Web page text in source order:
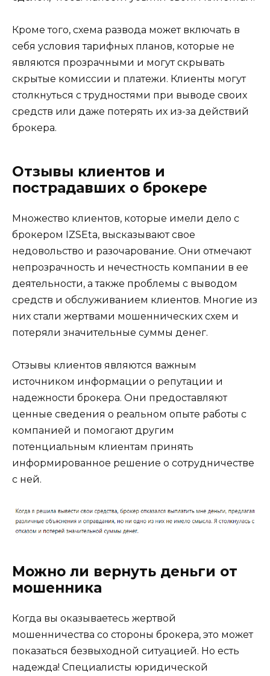
Кроме того, схема развода может включать в
себя условия тарифных планов, которые не
являются прозрачными и могут скрывать
скрытые комиссии и платежи. Клиенты могут
столкнуться с трудностями при выводе своих
средств или даже потерять их из-за действий
брокера.
Отзывы клиентов и
пострадавших о брокере
Множество клиентов, которые имели дело с
брокером IZSEta, высказывают свое
недовольство и разочарование. Они отмечают
непрозрачность и нечестность компании в ее
деятельности, а также проблемы с выводом
средств и обслуживанием клиентов. Многие из
них стали жертвами мошеннических схем и
потеряли значительные суммы денег.
Отзывы клиентов являются важным
источником информации о репутации и
надежности брокера. Они предоставляют
ценные сведения о реальном опыте работы с
компанией и помогают другим
потенциальным клиентам принять
информированное решение о сотрудничестве
с ней.
Можно ли вернуть деньги от
мошенника
Когда вы оказываетесь жертвой
мошенничества со стороны брокера, это может
показаться безвыходной ситуацией. Но есть
надежда! Специалисты юридической